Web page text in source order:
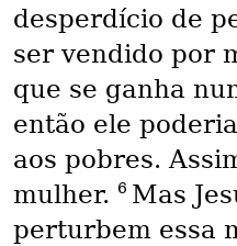
desperdício de
ser vendido por
que se ganha
então ele
aos pobres.
mulher. 6 Mas
perturbem essa